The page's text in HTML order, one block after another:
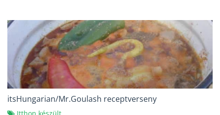
itsHungarian/Mr.Goulash receptverseny
Itthon készült